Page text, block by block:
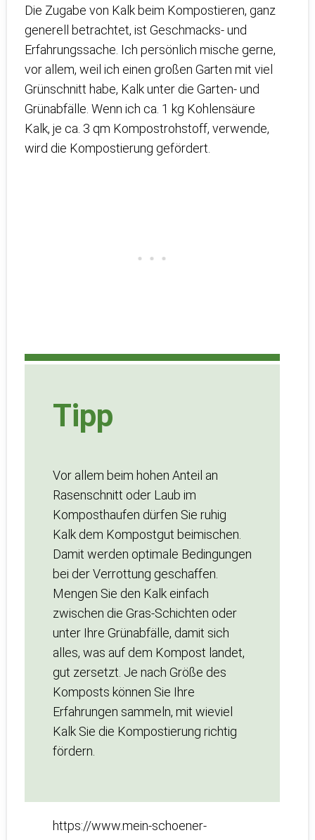
Die Zugabe von Kalk beim Kompostieren, ganz
generell betrachtet, ist Geschmacks- und
Erfahrungssache. Ich persönlich mische gerne,
vor allem, weil ich einen großen Garten mit viel
Grünschnitt habe, Kalk unter die Garten- und
Grünabfälle. Wenn ich ca. 1 kg Kohlensäure
Kalk, je ca. 3 qm Kompostrohstoff, verwende,
wird die Kompostierung gefördert.
Tipp
Vor allem beim hohen Anteil an
Rasenschnitt oder Laub im
Komposthaufen dürfen Sie ruhig
Kalk dem Kompostgut beimischen.
Damit werden optimale Bedingungen
bei der Verrottung geschaffen.
Mengen Sie den Kalk einfach
zwischen die Gras-Schichten oder
unter Ihre Grünabfälle, damit sich
alles, was auf dem Kompost landet,
gut zersetzt. Je nach Größe des
Komposts können Sie Ihre
Erfahrungen sammeln, mit wieviel
Kalk Sie die Kompostierung richtig
fördern.
https://www.mein-schoener-